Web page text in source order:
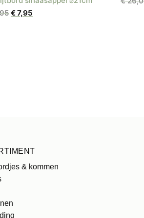
Oorspronkelijke
€7,95
& kommen